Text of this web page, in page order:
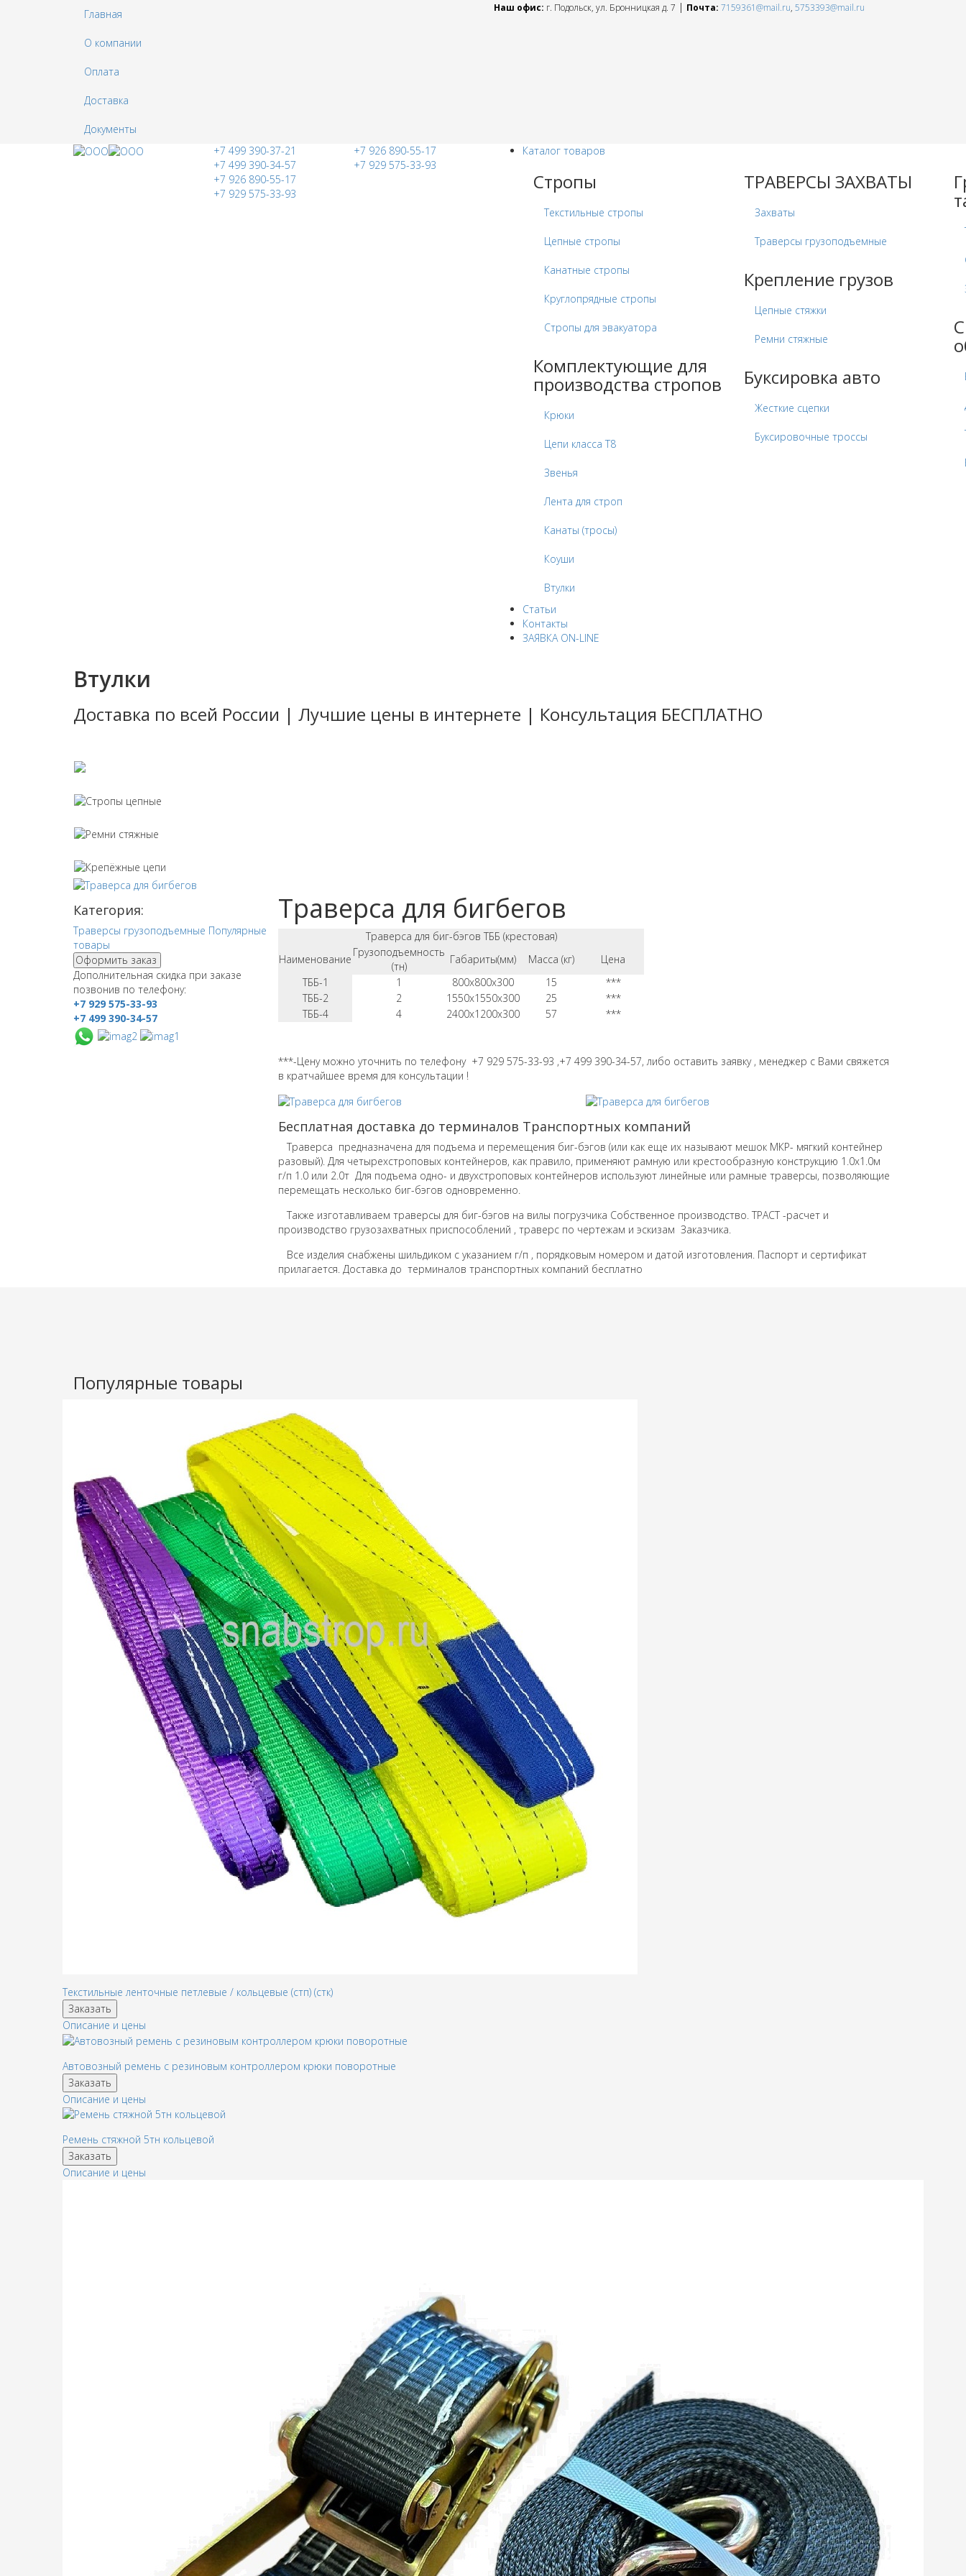
Главная
О компании
Оплата
Доставка
Документы
Наш офис: г. Подольск, ул. Бронницкая д. 7 | Почта: 7159361@mail.ru, 5753393@mail.ru
+7 499 390-37-21
+7 499 390-34-57
+7 926 890-55-17
+7 929 575-33-93
+7 926 890-55-17
+7 929 575-33-93
Каталог товаров
Стропы
Текстильные стропы
Цепные стропы
Канатные стропы
Круглопрядные стропы
Стропы для эвакуатора
Комплектующие для
производства стропов
Крюки
Цепи класса Т8
Звенья
Лента для строп
Канаты (тросы)
Коуши
Втулки
ТРАВЕРСЫ ЗАХВАТЫ
Захваты
Траверсы грузоподъемные
Крепление грузов
Цепные стяжки
Ремни стяжные
Буксировка авто
Жесткие сцепки
Буксировочные троссы
Статьи
Контакты
ЗАЯВКА ON-LINE
Втулки
Доставка по всей России | Лучшие цены в интернете | Консультация БЕСПЛАТНО
Категория:
Траверсы грузоподъемные Популярные
товары
Оформить заказ
Дополнительная скидка при заказе
позвонив по телефону:
+7 929 575-33-93
+7 499 390-34-57
Траверса для бигбегов
Траверса для биг-бэгов ТББ (крестовая)
Наименование
Грузоподъемность
(тн)
Габариты(мм) Масса (кг)
Цена
ТББ-1
1 800х800х300 15
***
ТББ-2
2 1550х1550х300 25
***
ТББ-4
4 2400х1200х300 57 ***
***-Цену можно уточнить по телефону +7 929 575-33-93 ,+7 499 390-34-57, либо оставить заявку , менеджер с Вами свяжется
в кратчайшее время для консультации !
Бесплатная доставка до терминалов Транспортных компаний
Траверса предназначена для подъема и перемещения биг-бэгов (или как еще их называют мешок МКР- мягкий контейнер
разовый). Для четырехстроповых контейнеров, как правило, применяют рамную или крестообразную конструкцию 1.0х1.0м
г/п 1.0 или 2.0т Для подъема одно- и двухстроповых контейнеров используют линейные или рамные траверсы, позволяющие
перемещать несколько биг-бэгов одновременно.
Также изготавливаем траверсы для биг-бэгов на вилы погрузчика Собственное производство. ТРАСТ -расчет и
производство грузозахватных приспособлений , траверс по чертежам и эскизам Заказчика.
Все изделия снабжены шильдиком с указанием г/п , порядковым номером и датой изготовления. Паспорт и сертификат
прилагается. Доставка до терминалов транспортных компаний бесплатно
Популярные товары
Текстильные ленточные петлевые / кольцевые (стп) (стк)
Заказать
Описание и цены
Автовозный ремень с резиновым контроллером крюки поворотные
Заказать
Описание и цены
Ремень стяжной 5тн кольцевой
Заказать
Описание и цены